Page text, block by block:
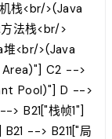
栈<br/>(Java
法栈<br/>
<br/>(Java
C2 -->
Pool)"] D -->
B21["栈帧1"]
--> B211["局